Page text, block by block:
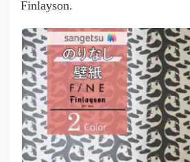
Finlayson.